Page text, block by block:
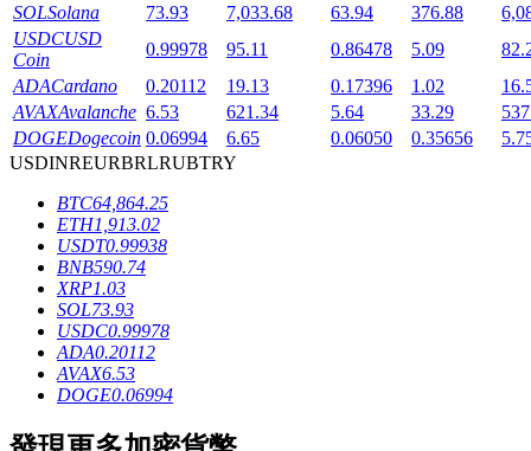
鎖倉BTR
輕鬆獲得多重福利
借貸寶
借貸數字貨幣，及時且安全的服務
SOLSolana 73.93 7,033.68 63.94 376.88
USDCUSD
Coin
0.99978 95.11 0.86478 5.09
ADACardano 0.20112 19.13 0.17396 1.02
AVAXAvalanche 6.53 621.34 5.64 33.29
DOGEDogecoin 0.06994 6.65 0.06050 0.35656
USDINREURBRLRUBTRY
BTC64,864.25
ETH1,913.02
USDT0.99938
BNB590.74
XRP1.03
SOL73.93
USDC0.99978
ADA0.20112
AVAX6.53
DOGE0.06994